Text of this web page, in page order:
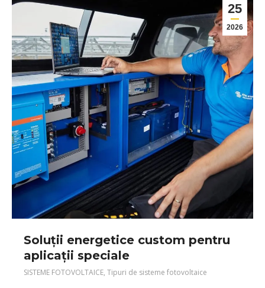
25
2026
Soluții energetice custom pentru
aplicații speciale
SISTEME FOTOVOLTAICE, Tipuri de sisteme fotovoltaice